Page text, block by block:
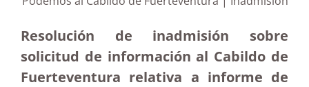
Resolución de inadmisión sobre
solicitud de información al Cabildo de
Fuerteventura relativa a informe de